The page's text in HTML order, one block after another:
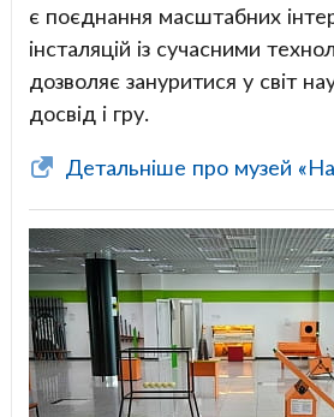
є поєднання масштабних
інсталяцій із сучасними
дозволяє зануритися у світ
досвід і гру.
Детальніше про музей